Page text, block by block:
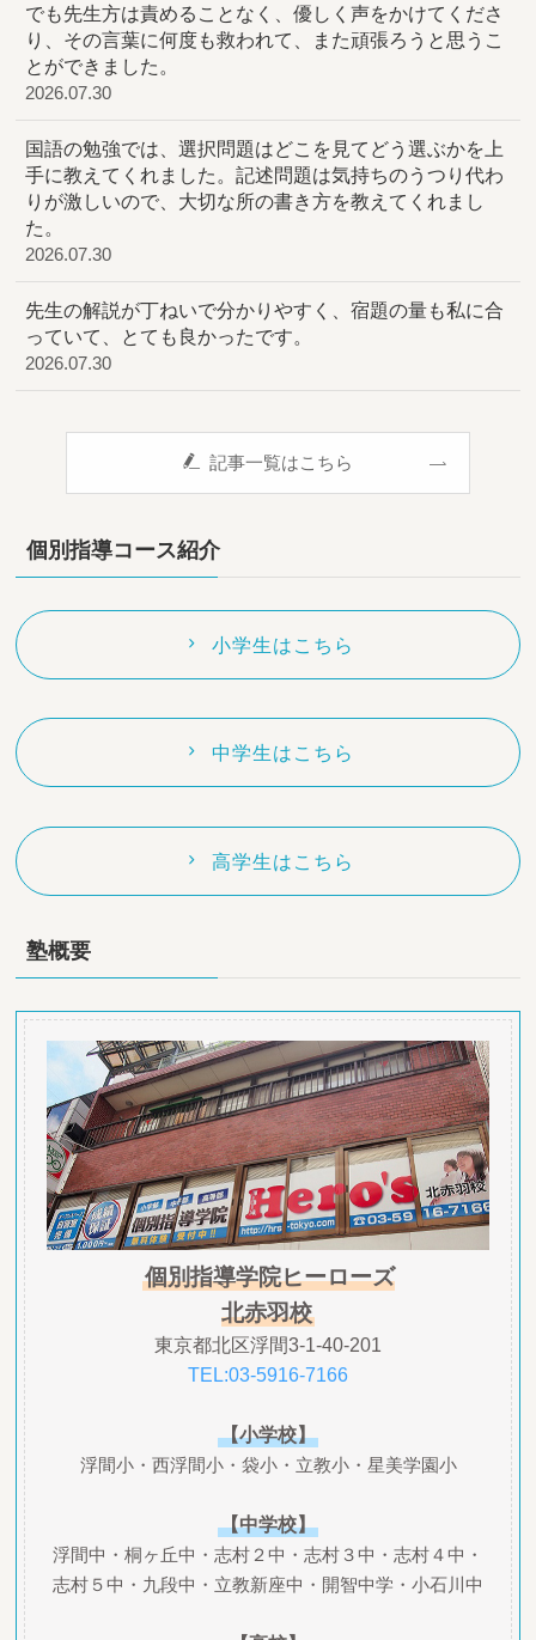
でも先生方は責めることなく、優しく声をかけてくださ
り、その言葉に何度も救われて、また頑張ろうと思うこ
とができました。
2026.07.30
国語の勉強では、選択問題はどこを見てどう選ぶかを上
手に教えてくれました。記述問題は気持ちのうつり代わ
りが激しいので、大切な所の書き方を教えてくれまし
た。
2026.07.30
先生の解説が丁ねいで分かりやすく、宿題の量も私に合
っていて、とても良かったです。
2026.07.30
記事一覧はこちら
個別指導コース紹介
小学生はこちら
中学生はこちら
高学生はこちら
塾概要
個別指導学院ヒーローズ
北赤羽校
東京都北区浮間3-1-40-201
TEL:03-5916-7166
【小学校】
浮間小・西浮間小・袋小・立教小・星美学園小
【中学校】
浮間中・桐ヶ丘中・志村２中・志村３中・志村４中・
志村５中・九段中・立教新座中・開智中学・小石川中